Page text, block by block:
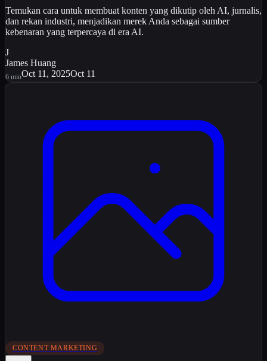
Temukan cara untuk membuat konten yang dikutip oleh AI, jurnalis,
dan rekan industri, menjadikan merek Anda sebagai sumber
kebenaran yang terpercaya di era AI.
J
James Huang
6 minOct 11, 2025Oct 11
CONTENT MARKETING